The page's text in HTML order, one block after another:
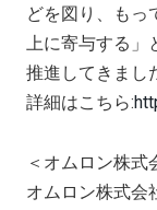
どを図り、もっ
上に寄与する」
推進してきま
詳細はこちら:
＜オムロン株
オムロン株式会